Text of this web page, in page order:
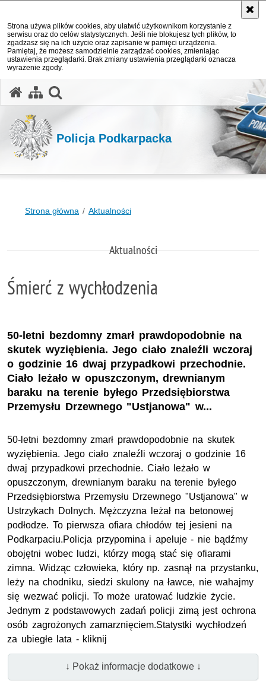
Strona używa plików cookies, aby ułatwić użytkownikom korzystanie z
serwisu oraz do celów statystycznych. Jeśli nie blokujesz tych plików, to
zgadzasz się na ich użycie oraz zapisanie w pamięci urządzenia.
Pamiętaj, że możesz samodzielnie zarządzać cookies, zmieniając
ustawienia przeglądarki. Brak zmiany ustawienia przeglądarki oznacza
wyrażenie zgody.
Policja Podkarpacka
Strona główna Aktualności
Aktualności
Śmierć z wychłodzenia
50-letni bezdomny zmarł prawdopodobnie na
skutek wyziębienia. Jego ciało znaleźli wczoraj
o godzinie 16 dwaj przypadkowi przechodnie.
Ciało leżało w opuszczonym, drewnianym
baraku na terenie byłego Przedsiębiorstwa
Przemysłu Drzewnego "Ustjanowa" w...
50-letni bezdomny zmarł prawdopodobnie na skutek
wyziębienia. Jego ciało znaleźli wczoraj o godzinie 16
dwaj przypadkowi przechodnie. Ciało leżało w
opuszczonym, drewnianym baraku na terenie byłego
Przedsiębiorstwa Przemysłu Drzewnego "Ustjanowa" w
Ustrzykach Dolnych. Mężczyzna leżał na betonowej
podłodze. To pierwsza ofiara chłodów tej jesieni na
Podkarpaciu.Policja przypomina i apeluje - nie bądźmy
obojętni wobec ludzi, którzy mogą stać się ofiarami
zimna. Widząc człowieka, który np. zasnął na przystanku,
leży na chodniku, siedzi skulony na ławce, nie wahajmy
się wezwać policji. To może uratować ludzkie życie.
Jednym z podstawowych zadań policji zimą jest ochrona
osób zagrożonych zamarznięciem.Statystki wychłodzeń
za ubiegłe lata - kliknij
↓ Pokaż informacje dodatkowe ↓